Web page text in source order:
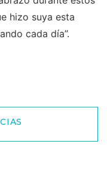
hizo suya esta
cada día”.